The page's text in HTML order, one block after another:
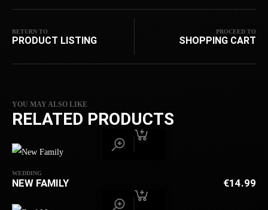
RETURN TO
PRODUCT LISTING
PROCEED TO
SHOPPING CART
YOU MAY ALSO LIKE
RELATED PRODUCTS
WEDDING
NEW FAMILY €14.99